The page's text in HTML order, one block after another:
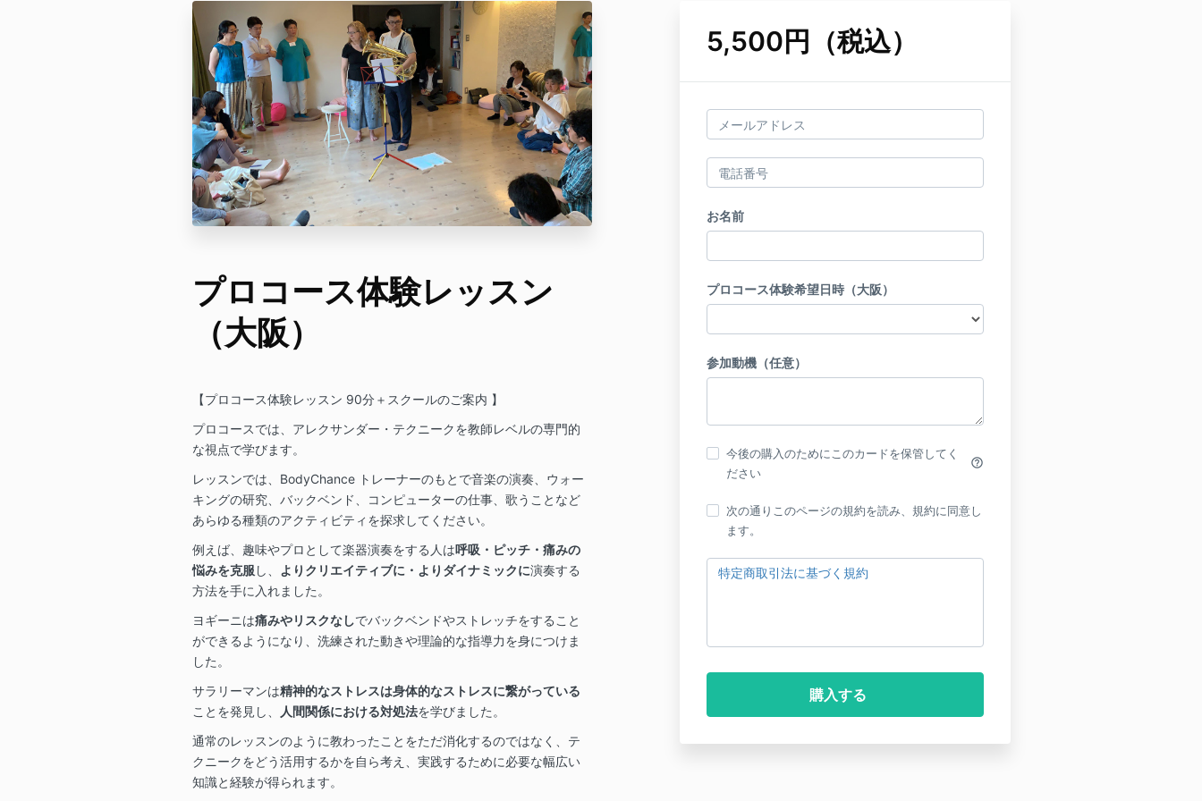
5,500円（税込）
お名前
プロコース体験希望日時（大阪）
参加動機（任意）
今後の購入のためにこのカードを保管してく
ださい
help_outline
次の通りこのページの規約を読み、規約に同意し
ます。
特定商取引法に基づく規約
プロコース体験レッスン
（大阪）
【プロコース体験レッスン 90分＋スクールのご案内 】
プロコースでは、アレクサンダー・テクニークを教師レベルの専門的
な視点で学びます。
レッスンでは、BodyChance トレーナーのもとで音楽の演奏、ウォー
キングの研究、バックベンド、コンピューターの仕事、歌うことなど
あらゆる種類のアクティビティを探求してください。
例えば、趣味やプロとして楽器演奏をする人は呼吸・ピッチ・痛みの
悩みを克服 し、 よりクリエイティブに・よりダイナミックに演奏する
方法を手に入れました。
ヨギーニは痛みやリスクなしでバックベンドやストレッチをすること
ができるようになり、洗練された動きや理論的な指導力を身につけま
した。
サラリーマンは精神的なストレスは身体的なストレスに繋がっている
ことを発見し、
人間関係における対処法を学びました。
通常のレッスンのように教わったことをただ消化するのではなく、テ
クニークをどう活用するかを自ら考え、実践するために必要な幅広い
知識と経験が得られます。